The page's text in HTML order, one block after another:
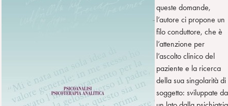
queste domande,
l’autore ci propone un
filo conduttore, che è
l’attenzione per
l’ascolto clinico del
paziente e la ricerca
della sua singolarità di
soggetto: sviluppate da